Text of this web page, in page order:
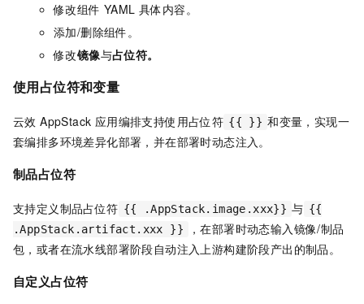
修改组件 YAML 具体内容。
添加/删除组件。
修改镜像与占位符。
使用占位符和变量
云效 AppStack 应用编排支持使用占位符 {{ }} 和变量，实现一
套编排多环境差异化部署，并在部署时动态注入。
制品占位符
支持定义制品占位符 {{ .AppStack.image.xxx}} 与 {{
.AppStack.artifact.xxx }}
，在部署时动态输入镜像/制品
包，或者在流水线部署阶段自动注入上游构建阶段产出的制品。
自定义占位符